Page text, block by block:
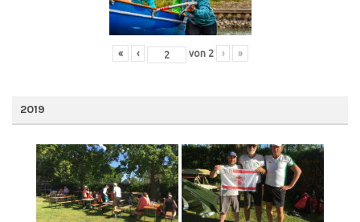
« ‹ von 2 › »
2019